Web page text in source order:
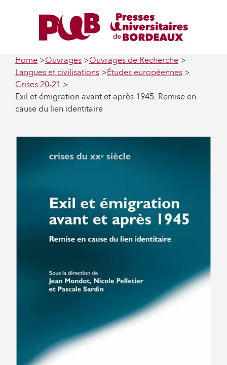
Home Ouvrages
Ouvrages de Recherche
Langues et civilisations
Études européennes
Crises 20-21
Exil et émigration avant et après 1945. Remise en
cause du lien identitaire